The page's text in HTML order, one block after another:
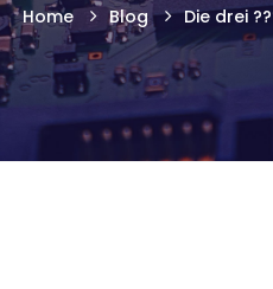
Home Blog Die drei